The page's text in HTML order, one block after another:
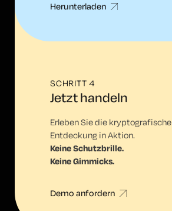
Herunterladen
SCHRITT 4
Jetzt handeln
Erleben Sie die kryptografische
Entdeckung in Aktion.
Keine Schutzbrille.
Keine Gimmicks.
Demo anfordern